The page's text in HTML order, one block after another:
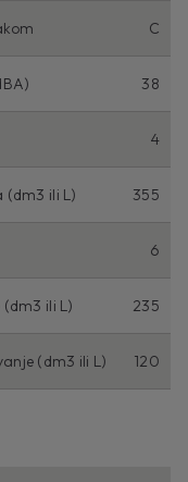
C
38
4
(dm3 ili L) 355
6
ili L) 235
(dm3 ili L) 120